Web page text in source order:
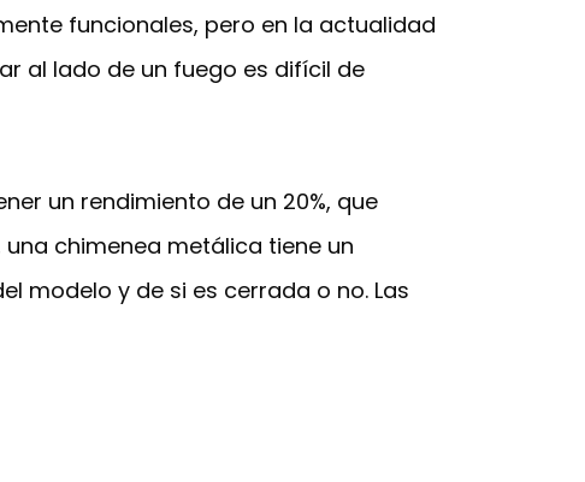
funcionales, pero en la actualidad
al lado de un fuego es difícil de
un rendimiento de un 20%, que
chimenea metálica tiene un
modelo y de si es cerrada o no. Las